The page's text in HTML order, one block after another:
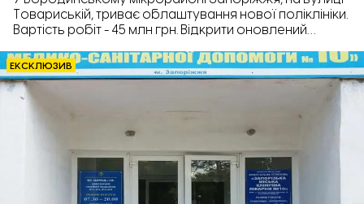
Товариській, триває облаштування нової поліклініки.
Вартість робіт - 45 млн грн. Відкрити оновлений
Запорізькій обласній військовій адміністрації.
ЕКСКЛЮЗИВ